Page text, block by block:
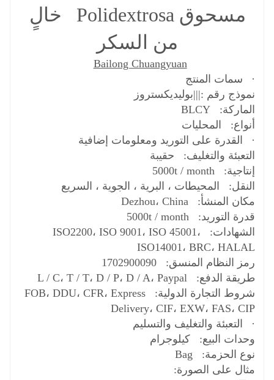
الشهادات: ISO2200، ISO 9001، ISO 45001،
ISO14001، BRC، HALAL
رمز النظام المنسق: 1702900090
Delivery، CIF، EXW، FAS، CIP
·التعبئة والتغليف والتسليم
وحدات البيع: كيلوجرام
نوع الحزمة: Bag
مسحوق Polidextrosa خالٍ
من السكر
Bailong Chuangyuan
·
سمات المنتج
نموذج رقم :|||بوليديكستروز
الماركة: BLCY
أنواع: المحليات
·
القدرة على التوريد ومعلومات إضافية
التعبئة والتغليف: حقيبة
إنتاجية: 5000t / month
النقل: المحيطات ، البرية ، الجوية ، السريع
مكان المنشأ: Dezhou، China
قدرة التوريد: 5000t / month
الشهادات: ISO2200، ISO 9001، ISO 45001،
ISO14001، BRC، HALAL
رمز النظام المنسق: 1702900090
طريقة الدفع: L / C، T / T، D / P، D / A، Paypal
شروط التجارة الدولية: FOB، DDU، CFR، Express
Delivery، CIF، EXW، FAS، CIP
·
التعبئة والتغليف والتسليم
وحدات البيع: كيلوجرام
نوع الحزمة: Bag
مثال على الصورة: